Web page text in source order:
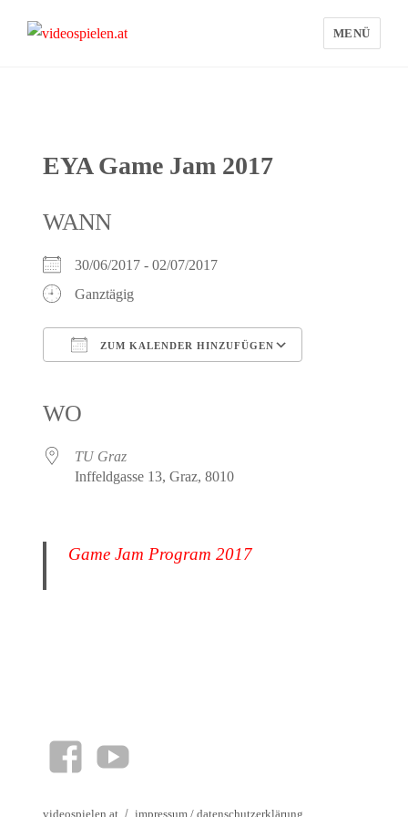
MENÜ
EYA Game Jam 2017
WANN
30/06/2017 - 02/07/2017
Ganztägig
ZUM KALENDER HINZUFÜGEN
WO
TU Graz
Inffeldgasse 13, Graz, 8010
Game Jam Program 2017
facebookYouTube
videospielen.at impressum /datenschutzerklärung